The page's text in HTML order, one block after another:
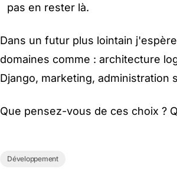
pas en rester là.
Dans un futur plus lointain
domaines comme : architecture
Django, marketing, administration
Que pensez-vous de ces choix ?
Développement